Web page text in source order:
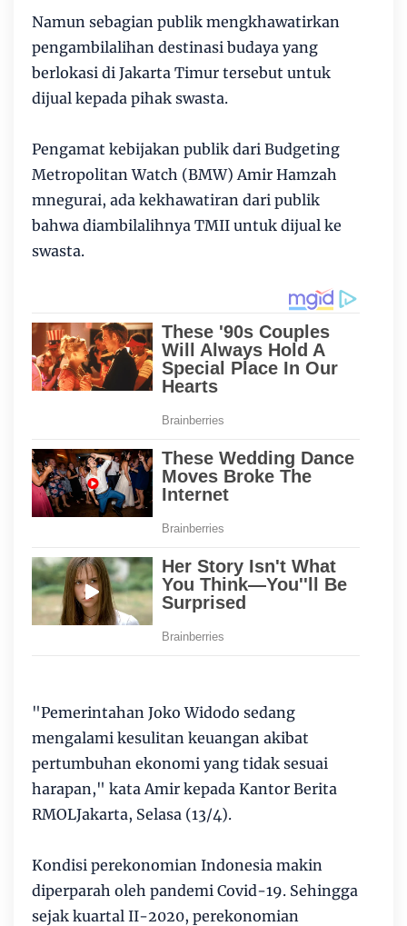
Namun sebagian publik mengkhawatirkan
pengambilalihan destinasi budaya yang
berlokasi di Jakarta Timur tersebut untuk
dijual kepada pihak swasta.
Pengamat kebijakan publik dari Budgeting
Metropolitan Watch (BMW) Amir Hamzah
mnegurai, ada kekhawatiran dari publik
bahwa diambilalihnya TMII untuk dijual ke
swasta.
"Pemerintahan Joko Widodo sedang
mengalami kesulitan keuangan akibat
pertumbuhan ekonomi yang tidak sesuai
harapan," kata Amir kepada Kantor Berita
RMOLJakarta, Selasa (13/4).
Kondisi perekonomian Indonesia makin
diperparah oleh pandemi Covid-19. Sehingga
sejak kuartal II-2020, perekonomian